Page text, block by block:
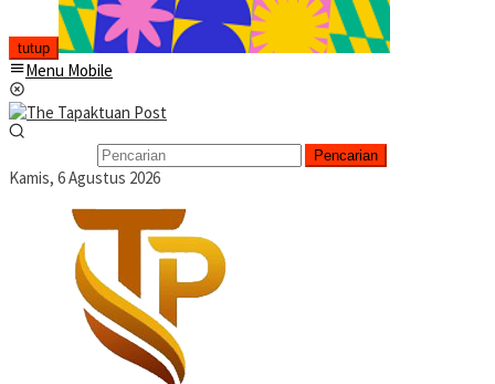
tutup
Menu Mobile
Pencarian
Kamis, 6 Agustus 2026